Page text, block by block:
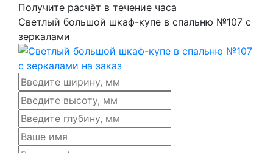
Получите расчёт в течение часа
Светлый большой шкаф-купе в спальню №107 с
зеркалами